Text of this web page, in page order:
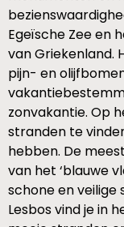
Egeïsche Zee en
van Griekenland.
pijn- en
zonvakantie. Op
stranden te
hebben. De
van het ‘blauwe
schone en veilige
Lesbos vind je in